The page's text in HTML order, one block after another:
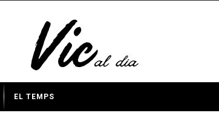
EL TEMPS